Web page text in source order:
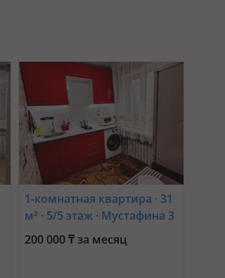
1-комнатная квартира · 31
м² · 5/5 этаж · Мустафина 3
200 000 ₸ за месяц